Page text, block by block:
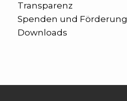
Transparenz
Spenden und Förderung
Downloads